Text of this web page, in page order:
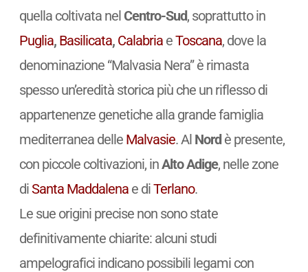
quella coltivata nel Centro-Sud, soprattutto in
Puglia, Basilicata, CalabriaeToscana, dove la
denominazione “Malvasia Nera” è rimasta
spesso un’eredità storica più che un riflesso di
appartenenze genetiche alla grande famiglia
mediterranea delle Malvasie. Al Nordè presente,
con piccole coltivazioni, inAlto Adige, nelle zone
diSanta Maddalenae diTerlano.
Le sue origini precise non sono state
definitivamente chiarite: alcuni studi
ampelografici indicano possibili legami con